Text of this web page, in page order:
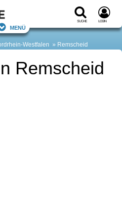
Suche Login
Menü
Westfalen Remscheid
Remscheid